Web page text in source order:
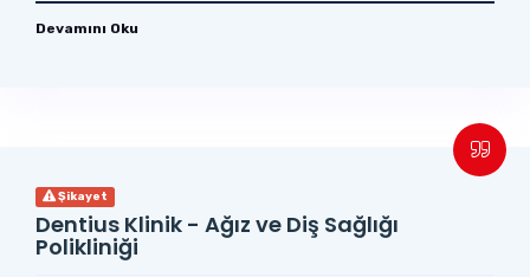
Devamını Oku
Şikayet
Dentius Klinik - Ağız ve Diş Sağlığı
Polikliniği